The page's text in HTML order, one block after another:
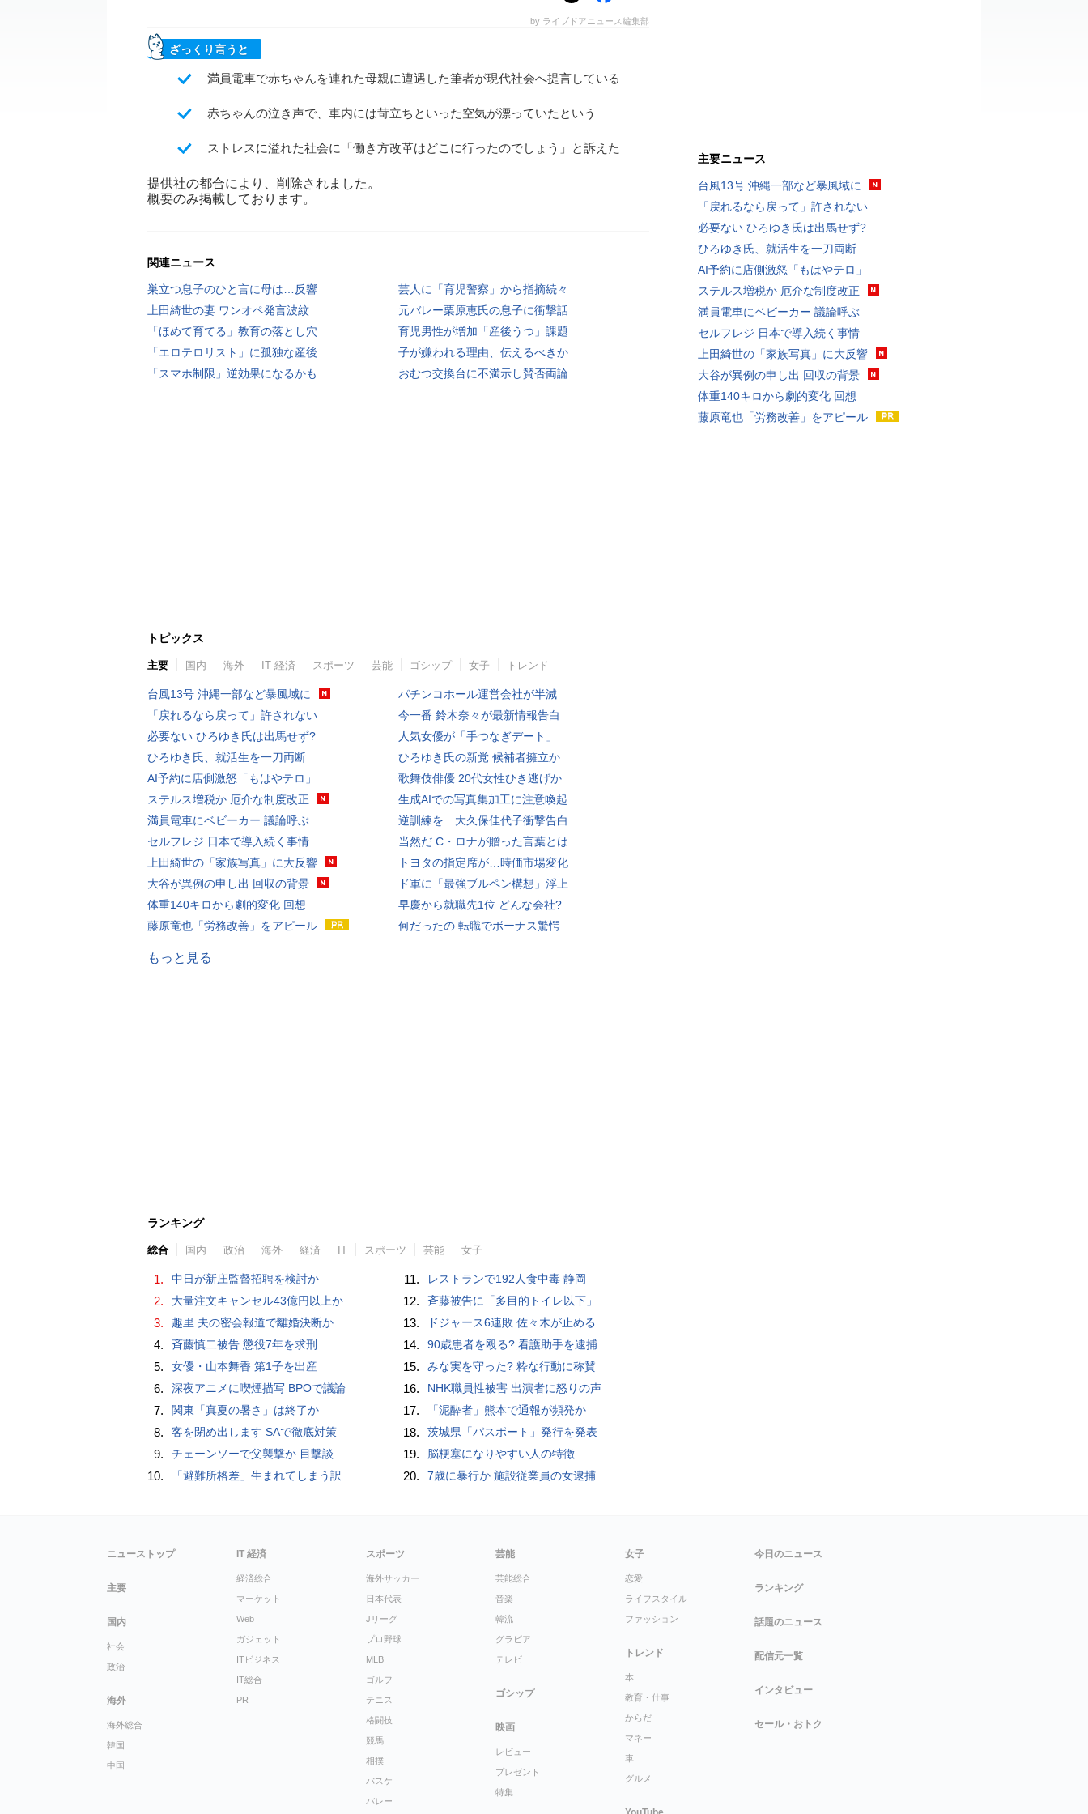
by ライブドアニュース編集部
ざっくり言うと
満員電車で赤ちゃんを連れた母親に遭遇した筆者が現代社会へ提言している
赤ちゃんの泣き声で、車内には苛立ちといった空気が漂っていたという
ストレスに溢れた社会に「働き方改革はどこに行ったのでしょう」と訴えた
提供社の都合により、削除されました。
概要のみ掲載しております。
関連ニュース
巣立つ息子のひと言に母は…反響
芸人に「育児警察」から指摘続々
上田綺世の妻 ワンオペ発言波紋
元バレー栗原恵氏の息子に衝撃話
「ほめて育てる」教育の落とし穴
育児男性が増加「産後うつ」課題
「エロテロリスト」に孤独な産後
子が嫌われる理由、伝えるべきか
「スマホ制限」逆効果になるかも
おむつ交換台に不満示し賛否両論
トピックス
主要 国内 海外 IT 経済 スポーツ 芸能 ゴシップ 女子 トレンド
台風13号 沖縄一部など暴風域に
「戻れるなら戻って」許されない
必要ない ひろゆき氏は出馬せず?
ひろゆき氏、就活生を一刀両断
AI予約に店側激怒「もはやテロ」
ステルス増税か 厄介な制度改正
満員電車にベビーカー 議論呼ぶ
セルフレジ 日本で導入続く事情
上田綺世の「家族写真」に大反響
大谷が異例の申し出 回収の背景
体重140キロから劇的変化 回想
藤原竜也「労務改善」をアピール
パチンコホール運営会社が半減
今一番 鈴木奈々が最新情報告白
人気女優が「手つなぎデート」
ひろゆき氏の新党 候補者擁立か
歌舞伎俳優 20代女性ひき逃げか
生成AIでの写真集加工に注意喚起
逆訓練を…大久保佳代子衝撃告白
当然だ C・ロナが贈った言葉とは
トヨタの指定席が…時価市場変化
ド軍に「最強ブルペン構想」浮上
早慶から就職先1位 どんな会社?
何だったの 転職でボーナス驚愕
もっと見る
ランキング
総合 国内 政治 海外 経済 IT スポーツ 芸能 女子
1. 中日が新庄監督招聘を検討か
2. 大量注文キャンセル43億円以上か
3. 趣里 夫の密会報道で離婚決断か
4. 斉藤慎二被告 懲役7年を求刑
5. 女優・山本舞香 第1子を出産
6. 深夜アニメに喫煙描写 BPOで議論
7. 関東「真夏の暑さ」は終了か
8. 客を閉め出します SAで徹底対策
9. チェーンソーで父襲撃か 目撃談
10. 「避難所格差」生まれてしまう訳
11. レストランで192人食中毒 静岡
12. 斉藤被告に「多目的トイレ以下」
13. ドジャース6連敗 佐々木が止める
14. 90歳患者を殴る? 看護助手を逮捕
15. みな実を守った? 粋な行動に称賛
16. NHK職員性被害 出演者に怒りの声
17. 「泥酔者」熊本で通報が頻発か
18. 茨城県「パスポート」発行を発表
19. 脳梗塞になりやすい人の特徴
20. 7歳に暴行か 施設従業員の女逮捕
主要ニュース
台風13号 沖縄一部など暴風域に
「戻れるなら戻って」許されない
必要ない ひろゆき氏は出馬せず?
ひろゆき氏、就活生を一刀両断
AI予約に店側激怒「もはやテロ」
ステルス増税か 厄介な制度改正
満員電車にベビーカー 議論呼ぶ
セルフレジ 日本で導入続く事情
上田綺世の「家族写真」に大反響
大谷が異例の申し出 回収の背景
体重140キロから劇的変化 回想
藤原竜也「労務改善」をアピール
ニューストップ
主要
国内
社会
政治
海外
海外総合
韓国
中国
IT 経済
経済総合
マーケット
Web
ガジェット
ITビジネス
IT総合
PR
スポーツ
海外サッカー
日本代表
Jリーグ
プロ野球
MLB
ゴルフ
テニス
格闘技
競馬
相撲
バスケ
バレー
芸能
芸能総合
音楽
韓流
グラビア
テレビ
ゴシップ
映画
レビュー
プレゼント
特集
女子
恋愛
ライフスタイル
ファッション
トレンド
本
教育・仕事
からだ
マネー
車
グルメ
今日のニュース
ランキング
話題のニュース
配信元一覧
インタビュー
セール・おトク